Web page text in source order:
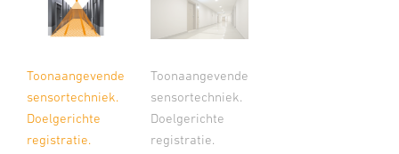
Toonaangevende
sensortechniek.
Doelgerichte
registratie.
Toonaangevende
sensortechniek.
Doelgerichte
registratie.